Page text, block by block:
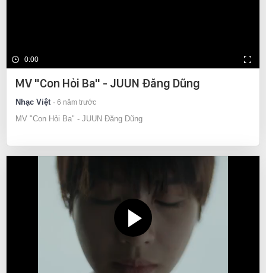
0:00
MV "Con Hỏi Ba" - JUUN Đăng Dũng
Nhạc Việt 6 năm trước
MV "Con Hỏi Ba" - JUUN Đăng Dũng